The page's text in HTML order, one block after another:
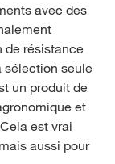
avec des
de résistance
sélection seule
un produit de
et
est vrai
aussi pour